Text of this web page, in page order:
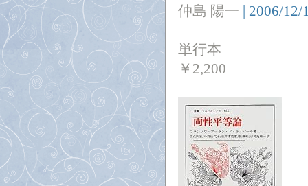
仲島 陽一 | 2006/12/
単行本
￥ 2,200